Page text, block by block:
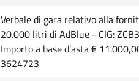
Verbale di gara relativo alla
20.000 litri di AdBlue - CIG:
Importo a base d’asta €
3624723